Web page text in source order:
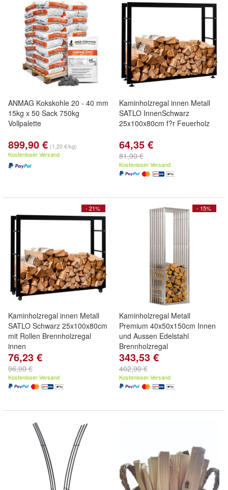
ANMAG Kokskohle 20 - 40 mm
15kg x 50 Sack 750kg
Vollpalette
899,90 € (1,20 €/kg)
Kostenloser Versand
Kaminholzregal innen Metall
SATLO InnenSchwarz
25x100x80cm f?r Feuerholz
64,35 €
81,90 €
Kostenloser Versand
- 21%
Kaminholzregal innen Metall
SATLO Schwarz 25x100x80cm
mit Rollen Brennholzregal
innen
76,23 €
96,90 €
Kostenloser Versand
- 15%
Kaminholzregal Metall
Premium 40x50x150cm Innen
und Aussen Edelstahl
Brennholzregal
343,53 €
402,90 €
Kostenloser Versand